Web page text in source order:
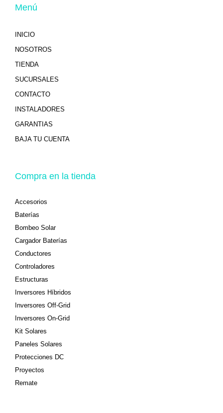
Menú
INICIO
NOSOTROS
TIENDA
SUCURSALES
CONTACTO
INSTALADORES
GARANTIAS
BAJA TU CUENTA
Compra en la tienda
Accesorios
Baterías
Bombeo Solar
Cargador Baterías
Conductores
Controladores
Estructuras
Inversores Híbridos
Inversores Off-Grid
Inversores On-Grid
Kit Solares
Paneles Solares
Protecciones DC
Proyectos
Remate